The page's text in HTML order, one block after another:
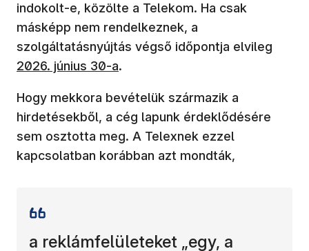
indokolt-e, közölte a Telekom. Ha csak
másképp nem rendelkeznek, a
szolgáltatásnyújtás végső időpontja elvileg
2026. június 30-a.
Hogy mekkora bevételük származik a
hirdetésekből, a cég lapunk érdeklődésére
sem osztotta meg. A Telexnek ezzel
kapcsolatban korábban azt mondták,
a reklámfelületeket „egy, a